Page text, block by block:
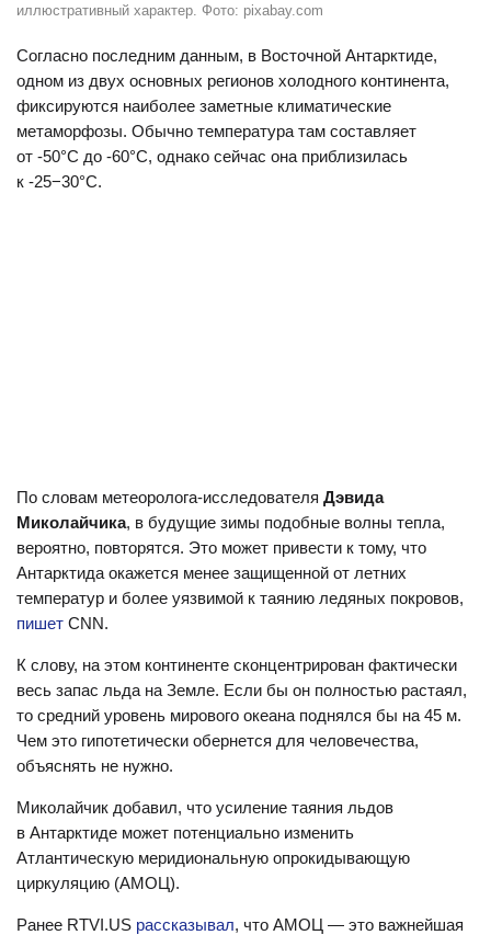
иллюстративный характер. Фото: pixabay.com
Согласно последним данным, в Восточной Антарктиде,
одном из двух основных регионов холодного континента,
фиксируются наиболее заметные климатические
метаморфозы. Обычно температура там составляет
от -50°C до -60°C, однако сейчас она приблизилась
к -25−30°C.
По словам метеоролога-исследователя Дэвида
Миколайчика, в будущие зимы подобные волны тепла,
вероятно, повторятся. Это может привести к тому, что
Антарктида окажется менее защищенной от летних
температур и более уязвимой к таянию ледяных покровов,
пишет CNN.
К слову, на этом континенте сконцентрирован фактически
весь запас льда на Земле. Если бы он полностью растаял,
то средний уровень мирового океана поднялся бы на 45 м.
Чем это гипотетически обернется для человечества,
объяснять не нужно.
Миколайчик добавил, что усиление таяния льдов
в Антарктиде может потенциально изменить
Атлантическую меридиональную опрокидывающую
циркуляцию (АМОЦ).
Ранее RTVI.US рассказывал, что АМОЦ — это важнейшая